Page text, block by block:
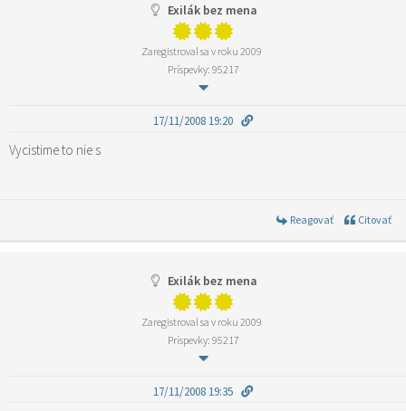
Exilák bez mena
Zaregistroval sa v roku 2009
Príspevky: 95217
17/11/2008 19:20
Vycistime to nie s
Reagovať Citovať
Exilák bez mena
Zaregistroval sa v roku 2009
Príspevky: 95217
17/11/2008 19:35